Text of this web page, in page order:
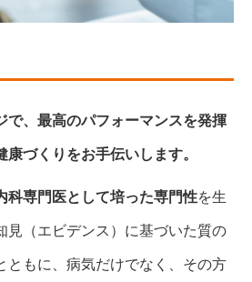
で、最高のパフォーマンスを発揮
づくりをお手伝いします。
科専門医として培った専門性を生
見（エビデンス）に基づいた質の
ともに、病気だけでなく、その方